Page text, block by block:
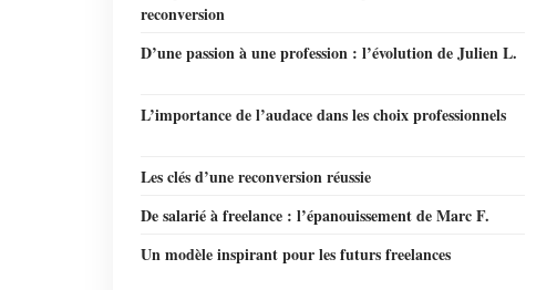
reconversion
D’une passion à une profession : l’évolution de Julien L.
L’importance de l’audace dans les choix professionnels
Les clés d’une reconversion réussie
De salarié à freelance : l’épanouissement de Marc F.
Un modèle inspirant pour les futurs freelances